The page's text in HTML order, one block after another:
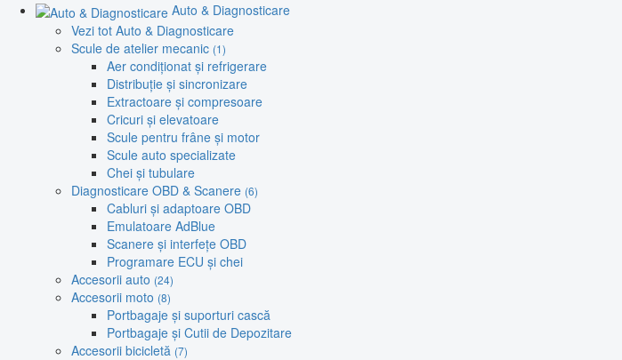
Auto & Diagnosticare
Vezi tot Auto & Diagnosticare
Scule de atelier mecanic (1)
Aer condiționat și refrigerare
Distribuție și sincronizare
Extractoare și compresoare
Cricuri și elevatoare
Scule pentru frâne și motor
Scule auto specializate
Chei și tubulare
Diagnosticare OBD & Scanere (6)
Cabluri și adaptoare OBD
Emulatoare AdBlue
Scanere și interfețe OBD
Programare ECU și chei
Accesorii auto (24)
Accesorii moto (8)
Portbagaje și suporturi cască
Portbagaje și Cutii de Depozitare
Accesorii bicicletă (7)